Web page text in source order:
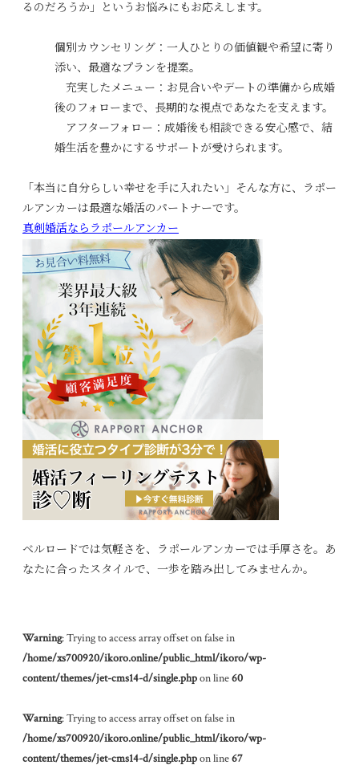
るのだろうか」というお悩みにもお応えします。
個別カウンセリング：一人ひとりの価値観や希望に寄り
添い、最適なプランを提案。
充実したメニュー：お見合いやデートの準備から成婚
後のフォローまで、長期的な視点であなたを支えます。
アフターフォロー：成婚後も相談できる安心感で、結
婚生活を豊かにするサポートが受けられます。
「本当に自分らしい幸せを手に入れたい」そんな方に、ラポー
ルアンカーは最適な婚活のパートナーです。
真剣婚活ならラポールアンカー
ベルロードでは気軽さを、ラポールアンカーでは手厚さを。あ
なたに合ったスタイルで、一歩を踏み出してみませんか。
Warning: Trying to access array offset on false in
/home/xs700920/ikoro.online/public_html/ikoro/wp-
content/themes/jet-cms14-d/single.phpon line60
Warning: Trying to access array offset on false in
/home/xs700920/ikoro.online/public_html/ikoro/wp-
content/themes/jet-cms14-d/single.phpon line67